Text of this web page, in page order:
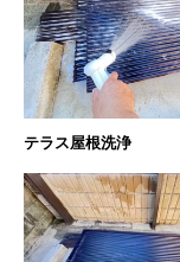
テラス屋根洗浄